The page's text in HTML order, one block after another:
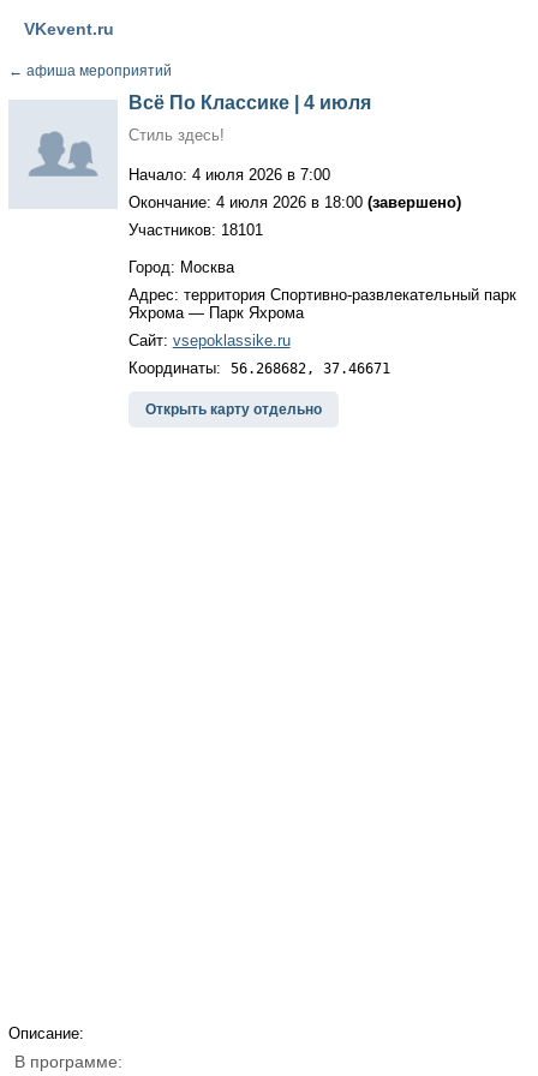
VKevent.ru
← афиша мероприятий
Всё По Классике | 4 июля
Стиль здесь!
Начало: 4 июля 2026 в 7:00
Окончание: 4 июля 2026 в 18:00 (завершено)
Участников: 18101
Город: Москва
Адрес: территория Спортивно-развлекательный парк
Яхрома — Парк Яхрома
Сайт: vsepoklassike.ru
Координаты: 56.268682, 37.46671
Открыть карту отдельно
Описание:
В программе: